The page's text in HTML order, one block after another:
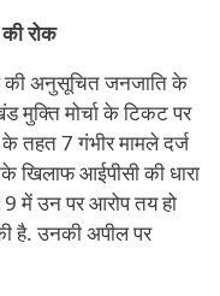
रोक
की अनुसूचित जनजाति के
मुक्ति मोर्चा के टिकट पर
तहत 7 गंभीर मामले दर्ज
आईपीसी की धारा
में उन पर आरोप तय हो
है. उनकी अपील पर